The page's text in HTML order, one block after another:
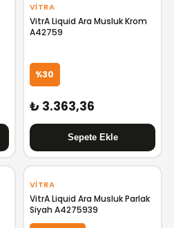
VITRA
VitrA Liquid Ara Musluk Krom
A42759
%30
₺ 3.363,36
VITRA
VitrA Liquid Ara Musluk Parlak
Siyah A4275939